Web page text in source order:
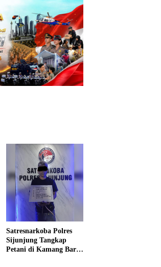
Satresnarkoba Polres
Sijunjung Tangkap
Petani di Kamang Baru,